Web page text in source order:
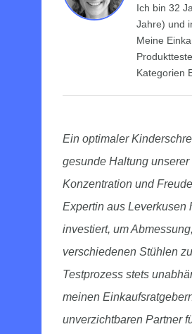
Ich bin 32
Jahre) und
Meine
Kategorien
Ein optimaler
gesunde Haltung
Konzentration und
Expertin aus Leverkusen
investiert, um
verschiedenen Stühlen
Testprozess stets
meinen
unverzichtbaren Partner